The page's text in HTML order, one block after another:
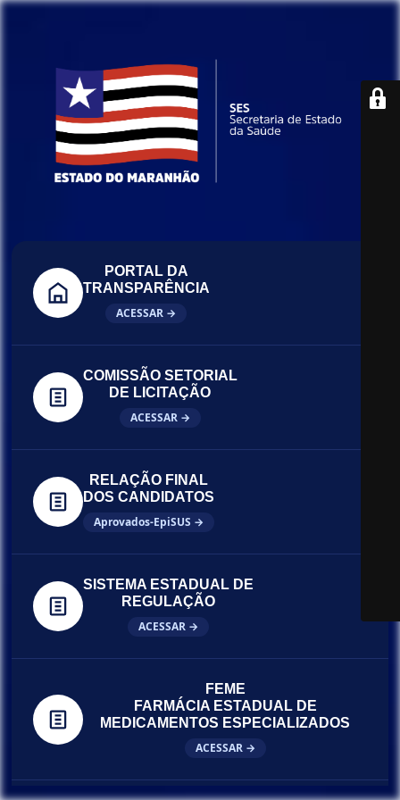
PORTAL DA
TRANSPARÊNCIA
ACESSAR →
COMISSÃO SETORIAL
DE LICITAÇÃO
ACESSAR →
RELAÇÃO FINAL
DOS CANDIDATOS
Aprovados-EpiSUS →
SISTEMA ESTADUAL DE
REGULAÇÃO
ACESSAR →
FEME
FARMÁCIA ESTADUAL DE
MEDICAMENTOS ESPECIALIZADOS
ACESSAR →